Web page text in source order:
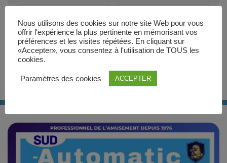
Site web
Nous utilisons des cookies sur notre site Web pour vous
offrir l'expérience la plus pertinente en mémorisant vos
préférences et les visites répétées. En cliquant sur
«Accepter», vous consentez à l'utilisation de TOUS les
cookies.
Paramètres des cookies ACCEPTER